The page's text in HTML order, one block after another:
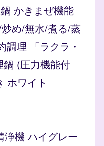
かきまぜ機能
め/無水/煮る/蒸
調理 「ラクラ・
鍋 (圧力機能付
ホワイト
浄機 ハイグレー